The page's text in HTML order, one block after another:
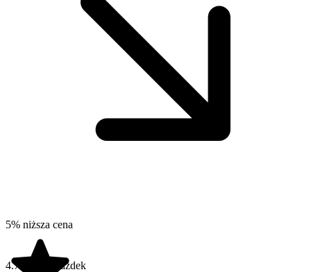
5% niższa cena
4.7 na 5 gwiazdek